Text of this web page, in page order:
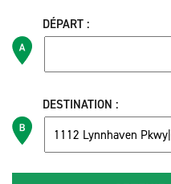
DÉPART :
DESTINATION :